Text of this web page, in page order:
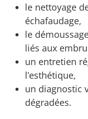
le nettoyage
échafaudage,
le
liés aux
un entretien
l’esthétique,
un diagnostic
dégradées.